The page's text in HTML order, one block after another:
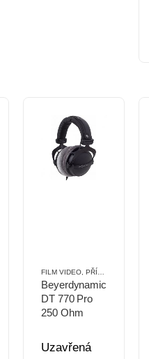
PŘÍSLUŠENSTVÍ
FILM VIDEO ,PŘÍSLUŠENSTVÍ
Beyerdynamic
DT 770 Pro
250 Ohm
Uzavřená